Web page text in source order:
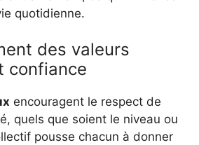
quotidienne.
des valeurs
confiance
encouragent le respect de
quels que soient le niveau ou
pousse chacun à donner